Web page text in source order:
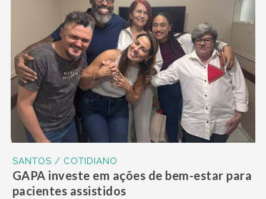
SANTOS / COTIDIANO
GAPA investe em ações de bem-estar para
pacientes assistidos